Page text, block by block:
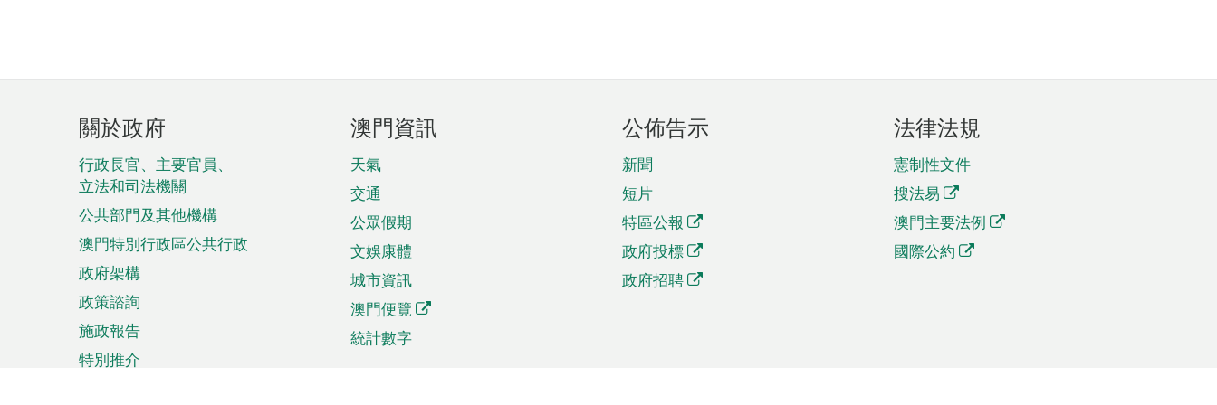
頁
腳
菜
單
關於政府
行政長官、主要官員、
立法和司法機關
公共部門及其他機構
澳門特別行政區公共行政
政府架構
政策諮詢
施政報告
特別推介
澳門資訊
天氣
交通
公眾假期
文娛康體
城市資訊
澳門便覽
統計數字
公佈告示
新聞
短片
特區公報
政府投標
政府招聘
法律法規
憲制性文件
搜法易
澳門主要法例
國際公約